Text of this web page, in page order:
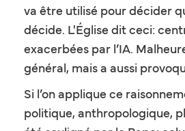
va être utilisé pour décider
décide. L'Église dit ceci:
exacerbées par l’IA.
général, mais a aussi
Si l’on applique ce
politique, anthropologique,